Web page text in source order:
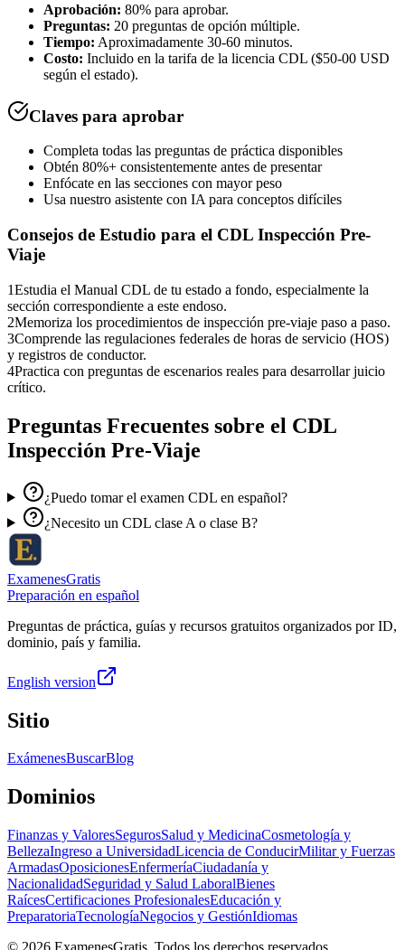
Aprobación: 80% para aprobar.
Preguntas: 20 preguntas de opción múltiple.
Tiempo: Aproximadamente 30-60 minutos.
Costo: Incluido en la tarifa de la licencia CDL ($50-00 USD
según el estado).
Claves para aprobar
Completa todas las preguntas de práctica disponibles
Obtén 80%+ consistentemente antes de presentar
Enfócate en las secciones con mayor peso
Usa nuestro asistente con IA para conceptos difíciles
Consejos de Estudio para el CDL Inspección Pre-
Viaje
1Estudia el Manual CDL de tu estado a fondo, especialmente la
sección correspondiente a este endoso.
2Memoriza los procedimientos de inspección pre-viaje paso a paso.
3Comprende las regulaciones federales de horas de servicio (HOS)
y registros de conductor.
4Practica con preguntas de escenarios reales para desarrollar juicio
crítico.
Preguntas Frecuentes sobre el CDL
Inspección Pre-Viaje
¿Puedo tomar el examen CDL en español?
¿Necesito un CDL clase A o clase B?
ExamenesGratis
Preparación en español
Preguntas de práctica, guías y recursos gratuitos organizados por ID,
dominio, país y familia.
English version
Sitio
ExámenesBuscarBlog
Dominios
Finanzas y ValoresSegurosSalud y MedicinaCosmetología y
BellezaIngreso a UniversidadLicencia de ConducirMilitar y Fuerzas
ArmadasOposicionesEnfermeríaCiudadanía y
NacionalidadSeguridad y Salud LaboralBienes
RaícesCertificaciones ProfesionalesEducación y
PreparatoriaTecnologíaNegocios y GestiónIdiomas